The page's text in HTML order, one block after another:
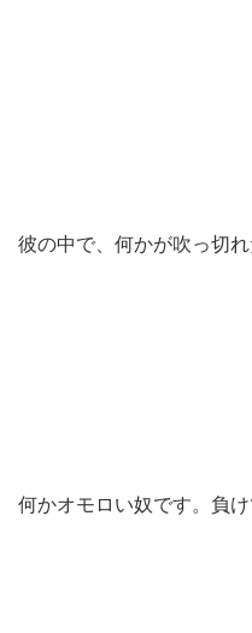
彼の中で、何かが吹っ切
何かオモロい奴です。負